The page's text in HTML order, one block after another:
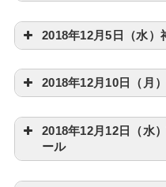
2018年12月5日（水）
2018年12月10日（月
2018年12月12日（水
ール